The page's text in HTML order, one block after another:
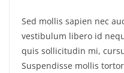
Sed mollis sapien nec
vestibulum libero id
quis sollicitudin mi,
Suspendisse mollis